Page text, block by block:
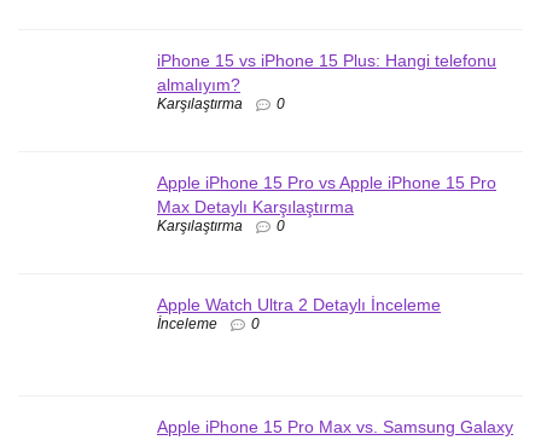
iPhone 15 vs iPhone 15 Plus: Hangi telefonu
almalıyım?
Karşılaştırma 0
Apple iPhone 15 Pro vs Apple iPhone 15 Pro
Max Detaylı Karşılaştırma
Karşılaştırma 0
Apple Watch Ultra 2 Detaylı İnceleme
İnceleme 0
Apple iPhone 15 Pro Max vs. Samsung Galaxy